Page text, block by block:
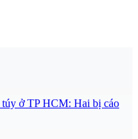
ở TP HCM: Hai bị cáo